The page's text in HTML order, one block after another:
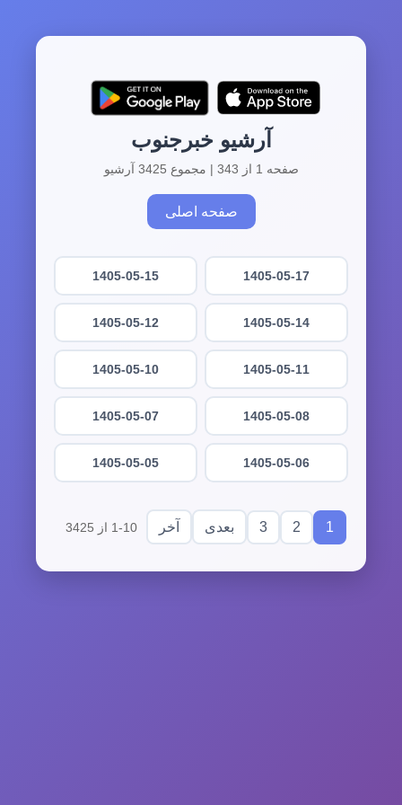
آرشیو خبرجنوب
صفحه 1 از 343 | مجموع 3425 آرشیو
صفحه اصلی
1405-05-17
1405-05-15
1405-05-14
1405-05-12
1405-05-11
1405-05-10
1405-05-08
1405-05-07
1405-05-06
1405-05-05
1
2
3 بعدی آخر 1-10 از 3425